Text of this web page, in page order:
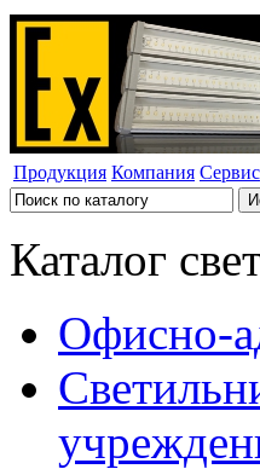
Продукция Компания Сервис
Каталог
Офисно-